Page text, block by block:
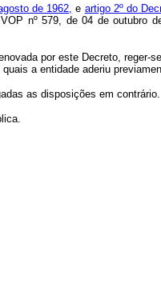
de 1962, e artigo 2º do
nº 579, de 04 de
por este Decreto,
quais a entidade aderiu
as disposições em contrário.